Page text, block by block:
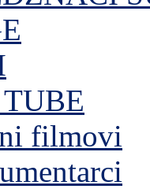
filmovi